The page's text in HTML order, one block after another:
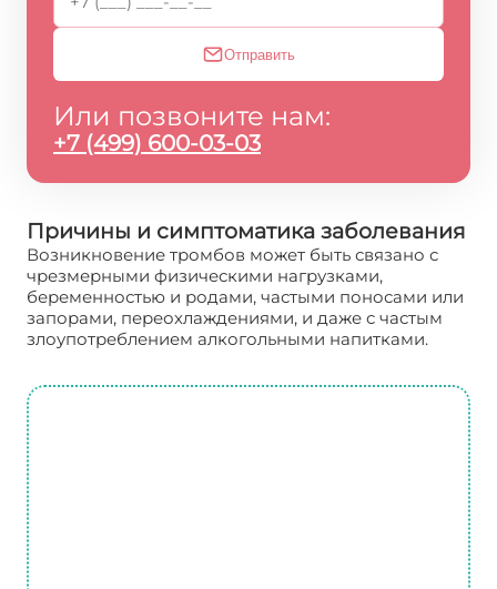
Отправить
Или позвоните нам:
+7 (499) 600-03-03
Причины и симптоматика заболевания
Возникновение тромбов может быть связано с
чрезмерными физическими нагрузками,
беременностью и родами, частыми поносами или
запорами, переохлаждениями, и даже с частым
злоупотреблением алкогольными напитками.